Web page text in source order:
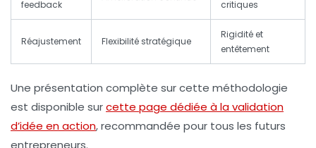
feedback
critiques
Réajustement Flexibilité stratégique
Rigidité et
entêtement
Une présentation complète sur cette méthodologie
est disponible surcette page dédiée à la validation
d’idée en action, recommandée pour tous les futurs